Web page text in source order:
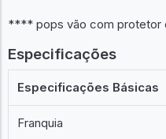
**** pops vão com
Especificações
Especificações Básicas
Franquia